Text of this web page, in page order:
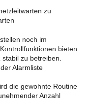
zu
noch im
bieten
zu betreiben.
Alarmliste
die gewohnte Routine
Anzahl